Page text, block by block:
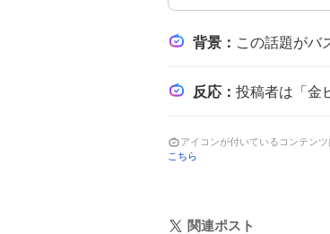
背景 ： この話題がバズっている理由は、Jリーグオールスタ
反応 ： 投稿者は「金ピカ凄い😂」「パンイ
アイコンが付いているコンテン
こちら
関連ポスト